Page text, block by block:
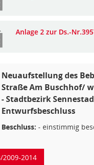
Anlage 2 zur Ds.-
Neuaufstellung des
Straße Am Buschhof/
- Stadtbezirk
Entwurfsbeschluss
Beschluss: - einstimmig
2009-2014